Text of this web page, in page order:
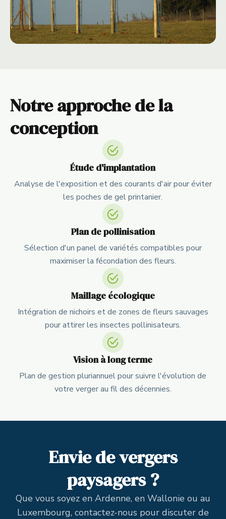
Notre approche de la
conception
Étude d'implantation
Analyse de l'exposition et des courants d'air pour éviter
les poches de gel printanier.
Plan de pollinisation
Sélection d'un panel de variétés compatibles pour
maximiser la fécondation des fleurs.
Maillage écologique
Intégration de nichoirs et de zones de fleurs sauvages
pour attirer les insectes pollinisateurs.
Vision à long terme
Plan de gestion pluriannuel pour suivre l'évolution de
votre verger au fil des décennies.
Envie de vergers
paysagers ?
Que vous soyez en Ardenne, en Wallonie ou au
Luxembourg, contactez-nous pour discuter de